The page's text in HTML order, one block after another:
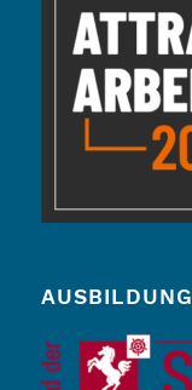
AUSBILDUNG